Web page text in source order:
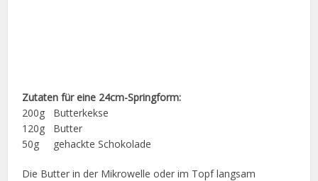
Zutaten für eine 24cm-Springform:
200g Butterkekse
120g Butter
50g gehackte Schokolade
Die Butter in der Mikrowelle oder im Topf langsam